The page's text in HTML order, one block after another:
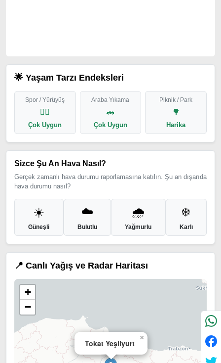
🌟 Yaşam Tarzı Endeksleri
Spor / Yürüyüş
🏃‍♂️
Çok Uygun
Araba Yıkama
🚗
Çok Uygun
Piknik / Park
🌳
Harika
Sizce Şu An Hava Nasıl?
Gerçek zamanlı hava durumu raporlamasına katılın. Şu an dışarıda
hava durumu nasıl?
☀️
Güneşli
☁️
Bulutlu
🌧️
Yağmurlu
❄️
Karlı
📍 Canlı Yağış ve Radar Haritası
Tokat Yeşilyurt
×
+
−